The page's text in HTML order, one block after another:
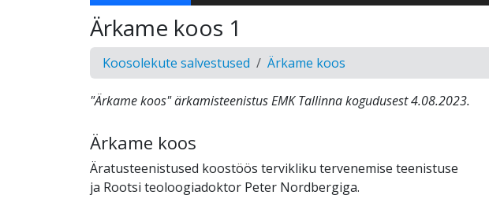
Ärkame koos 1
Koosolekute salvestused Ärkame koos
"Ärkame koos" ärkamisteenistus EMK Tallinna kogudusest 4.08.2023.
Ärkame koos
Äratusteenistused koostöös tervikliku tervenemise teenistuse
ja Rootsi teoloogiadoktor Peter Nordbergiga.